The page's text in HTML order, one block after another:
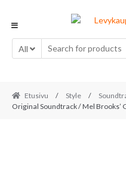
navigation
content
All
Etusivu / Style /
Original Soundtrack / Mel Brooks’